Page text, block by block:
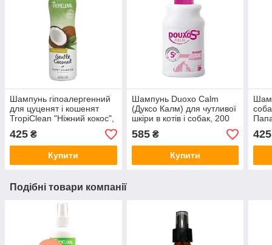
Шампунь гіпоалергенний
для цуценят і кошенят
TropiClean "Ніжний кокос",
335 мл.
425 ₴
Купити
Шампунь Duoxo Calm
(Дуксо Калм) для чутливої
шкіри в котів і собак, 200
мл
585₴
Купити
мл.
425
Подібні товари компанії